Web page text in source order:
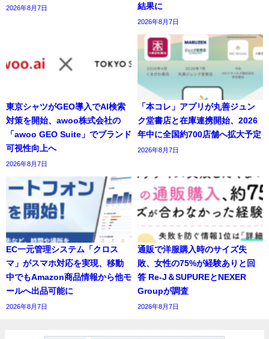
2026年8月7日
結果に
2026年8月7日
東京シャツがGEO導入でAI検索
対策を開始、awoo株式会社の
「awoo GEO Suite」でブランド
可視性向上へ
2026年8月7日
「本コレ」アプリが丸善ジュン
ク堂書店と在庫連携開始、2026
年中に全国約700店舗へ拡大予定
2026年8月7日
EC一元管理システム「クロス
マ」がスマホ対応を実現、移動
中でもAmazon商品情報から他モ
ールへ出品可能に
2026年8月7日
通販で洋服購入時のサイズ失
敗、女性の75%が経験ありと回
答 Re-J＆SUPUREとNEXER
Groupが調査
2026年8月7日